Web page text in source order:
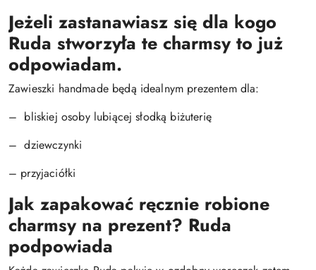
Jeżeli zastanawiasz się dla kogo
Ruda stworzyła te charmsy to już
odpowiadam.
Zawieszki handmade będą idealnym prezentem dla:
– bliskiej osoby lubiącej słodką biżuterię
– dziewczynki
– przyjaciółki
Jak zapakować ręcznie robione
charmsy na prezent? Ruda
podpowiada